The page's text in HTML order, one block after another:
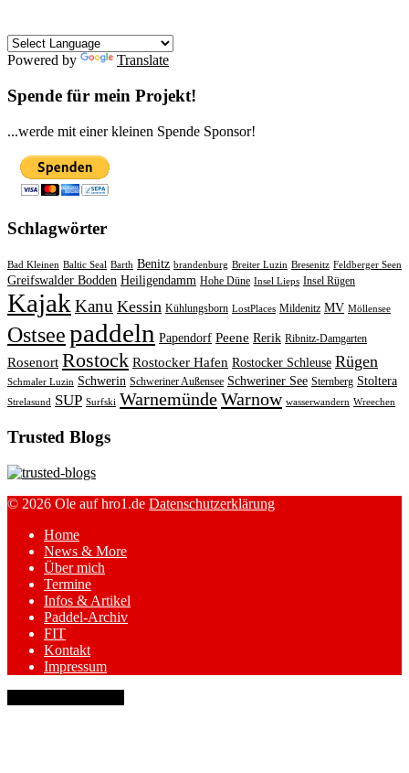
Powered by Translate
Spende für mein Projekt!
...werde mit einer kleinen Spende Sponsor!
Schlagwörter
Bad Kleinen Baltic Seal Barth Benitz brandenburg Breiter Luzin Bresenitz Feldberger Seen
Greifswalder Bodden Heiligendamm Hohe Düne Insel Lieps Insel Rügen
Kajak Kanu Kessin Kühlungsborn LostPlaces Mildenitz MV Möllensee
Ostseepaddeln Papendorf Peene Rerik Ribnitz-Damgarten
Rosenort Rostock Rostocker Hafen Rostocker Schleuse Rügen
Schmaler Luzin Schwerin Schweriner Außensee Schweriner See Sternberg Stoltera
Strelasund SUP Surfski WarnemündeWarnow wasserwandern Wreechen
Trusted Blogs
© 2026 Ole auf hro1.de Datenschutzerklärung
Home
News & More
Über mich
Termine
Infos & Artikel
Paddel-Archiv
FIT
Kontakt
Impressum